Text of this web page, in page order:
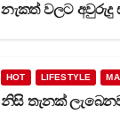
නැකත් වලට අවුරුදු
HOT LIFESTYLE
නිසි තැනක්